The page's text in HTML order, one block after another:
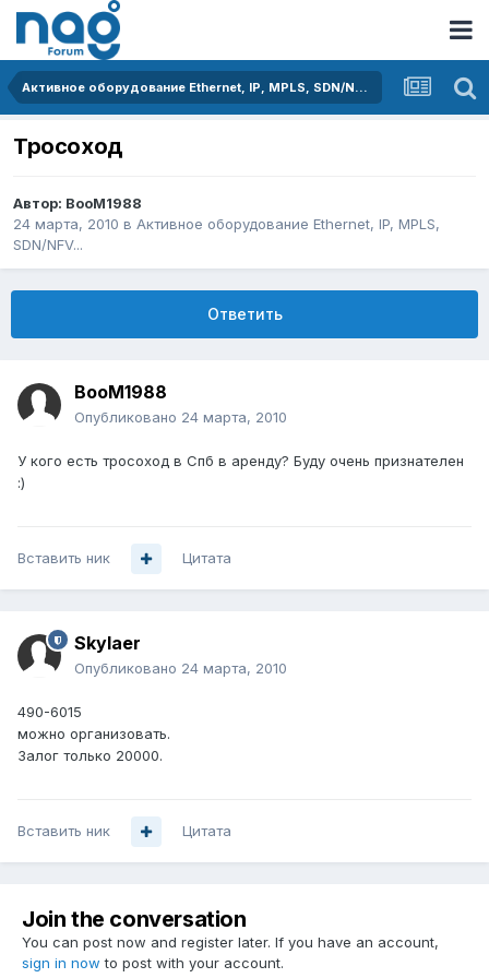
Активное оборудование Ethernet, IP, MPLS, SDN/NFV...
Тросоход
Автор: BooM1988
24 марта, 2010 в Активное оборудование Ethernet, IP, MPLS,
SDN/NFV...
Ответить
BooM1988
Опубликовано 24 марта, 2010
У кого есть тросоход в Спб в аренду? Буду очень признателен
:)
Вставить ник Цитата
Skylaer
Опубликовано 24 марта, 2010
490-6015
можно организовать.
Залог только 20000.
Вставить ник Цитата
Join the conversation
You can post now and register later. If you have an account,
sign in now to post with your account.